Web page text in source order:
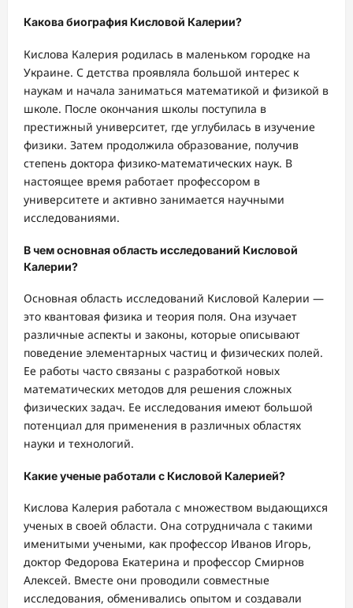
Какова биография Кисловой Калерии?
Кислова Калерия родилась в маленьком городке на
Украине. С детства проявляла большой интерес к
наукам и начала заниматься математикой и физикой в
школе. После окончания школы поступила в
престижный университет, где углубилась в изучение
физики. Затем продолжила образование, получив
степень доктора физико-математических наук. В
настоящее время работает профессором в
университете и активно занимается научными
исследованиями.
В чем основная область исследований Кисловой
Калерии?
Основная область исследований Кисловой Калерии —
это квантовая физика и теория поля. Она изучает
различные аспекты и законы, которые описывают
поведение элементарных частиц и физических полей.
Ее работы часто связаны с разработкой новых
математических методов для решения сложных
физических задач. Ее исследования имеют большой
потенциал для применения в различных областях
науки и технологий.
Какие ученые работали с Кисловой Калерией?
Кислова Калерия работала с множеством выдающихся
ученых в своей области. Она сотрудничала с такими
именитыми учеными, как профессор Иванов Игорь,
доктор Федорова Екатерина и профессор Смирнов
Алексей. Вместе они проводили совместные
исследования, обменивались опытом и создавали